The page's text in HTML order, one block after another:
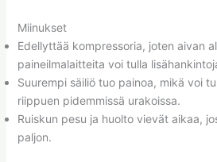
Miinukset
Edellyttää kompressoria, joten aivan
paineilmalaitteita voi tulla
Suurempi säiliö tuo painoa, mikä voi
riippuen pidemmissä urakoissa.
Ruiskun pesu ja huolto vievät aikaa,
paljon.